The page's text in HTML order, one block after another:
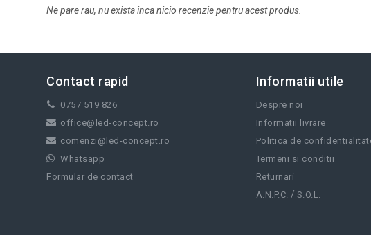
Ne pare rau, nu exista inca nicio recenzie pentru acest produs.
Contact rapid
0757 519 826
office@led-concept.ro
comenzi@led-concept.ro
Whatsapp
Formular de contact
Informatii utile
Despre noi
Informatii livrare
Politica de
Termeni si conditii
Returnari
A.N.P.C. / S.O.L.